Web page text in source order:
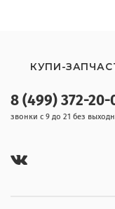
8 (499) 372-20-
звонки с 9 до 21 без
КУПИ-